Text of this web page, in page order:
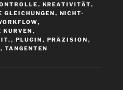
, KREATIVITÄT,
GLEICHUNGEN , NICHT-
,
KURVEN ,
, PLUGIN , PRÄZISION ,
, TANGENTEN